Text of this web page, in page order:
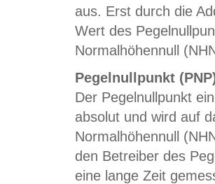
aus. Erst durch die
Wert des
Normalhöhennull
Pegelnullpunkt
Der Pegelnullpunkt
absolut und wird auf
Normalhöhennull
den Betreiber des
eine lange Zeit